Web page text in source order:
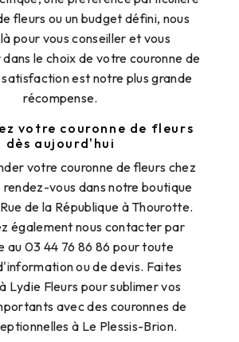
fleurs ou un budget défini, nous
pour vous conseiller et vous
le choix de votre couronne de
est notre plus grande
récompense.
votre couronne de fleurs
dès aujourd'hui
votre couronne de fleurs chez
rendez-vous dans notre boutique
de la République à Thourotte.
également nous contacter par
au 03 44 76 86 86 pour toute
ou de devis. Faites
Lydie Fleurs pour sublimer vos
avec des couronnes de
à Le Plessis-Brion.